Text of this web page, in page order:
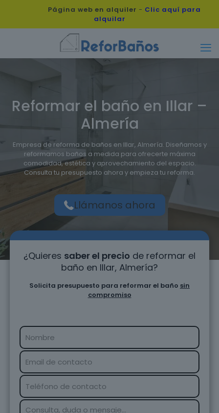
Página web en alquiler - Clic aquí para
alquilar
Reformar el baño en Illar –
Almería
Empresa de reforma de baños en Illar, Almería. Diseñamos y
reformamos baños a medida para ofrecerte máxima
comodidad, estética y aprovechamiento del espacio.
Consulta tu presupuesto ahora y empieza tu reforma.
Llámanos ahora
¿Quieres saber el precio de reformar el
baño en Illar, Almería?
Solicita presupuesto para reformar el baño sin
compromiso